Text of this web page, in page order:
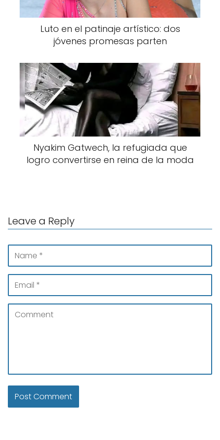
herramienta para atraer energías positivas y
mejorar situaciones personales.
estrategia con éxito, compartió su
experiencia: “Yo quito mi foto para que mi
novio piense que lo he bloqueado “. Esta
táctica, aparentemente sencilla, encierra un
poder oculto que ha sido utilizado por
muchas personas para influir en sus
relaciones. Al hacer esto, se genera una
incertidumbre que puede llevar a la otra
Aunque no se ha confirmado científicamente,
WhatsApp también tiene un impacto similar.
Esta acción, que puede generar angustia y
ansiedad en la persona que espera una
respuesta, se utiliza como una herramienta
de negociación en las relaciones
una estrategia sutil pero poderosa en el
manejo de las relaciones.
Luto en el patinaje artístico: dos
jóvenes promesas parten
Nyakim Gatwech, la refugiada que
logro convertirse en reina de la moda
Leave a Reply